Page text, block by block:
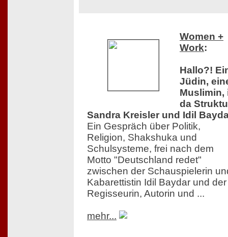
Women +
Work:
Hallo?!
Jüdin,
Muslimin,
da
Sandra Kreisler und Idil
Ein Gespräch über Politik,
Religion, Shakshuka und
Schulsysteme, frei nach dem
Motto "Deutschland redet"
zwischen der Schauspielerin
Kabarettistin Idil Baydar und der
Regisseurin, Autorin und ...
mehr...